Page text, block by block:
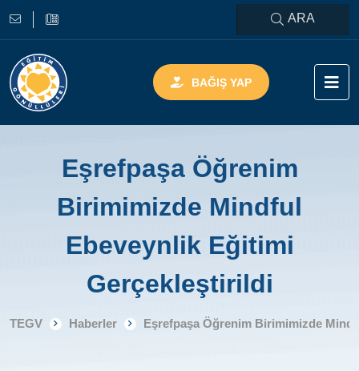
ARA
BAĞIŞ YAP
Eşrefpaşa Öğrenim
Birimimizde Mindful
Ebeveynlik Eğitimi
Gerçekleştirildi
TEGV Haberler Eşrefpaşa Öğrenim Birimimizde